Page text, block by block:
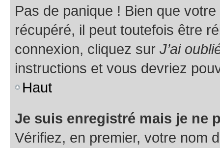
Pas de panique ! Bien que
récupéré, il peut toutefois être
connexion, cliquez sur J’ai
instructions et vous devriez
Haut
Je suis enregistré mais je ne
Vérifiez, en premier, votre nom